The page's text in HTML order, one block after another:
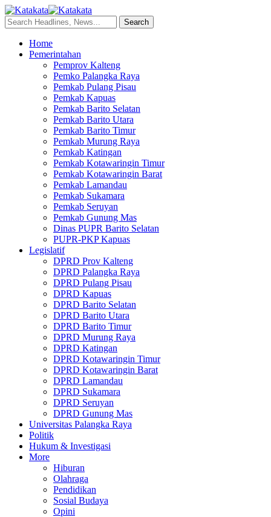
Home
Pemerintahan
Pemprov Kalteng
Pemko Palangka Raya
Pemkab Pulang Pisau
Pemkab Kapuas
Pemkab Barito Selatan
Pemkab Barito Utara
Pemkab Barito Timur
Pemkab Murung Raya
Pemkab Katingan
Pemkab Kotawaringin Timur
Pemkab Kotawaringin Barat
Pemkab Lamandau
Pemkab Sukamara
Pemkab Seruyan
Pemkab Gunung Mas
Dinas PUPR Barito Selatan
PUPR-PKP Kapuas
Legislatif
DPRD Prov Kalteng
DPRD Palangka Raya
DPRD Pulang Pisau
DPRD Kapuas
DPRD Barito Selatan
DPRD Barito Utara
DPRD Barito Timur
DPRD Murung Raya
DPRD Katingan
DPRD Kotawaringin Timur
DPRD Kotawaringin Barat
DPRD Lamandau
DPRD Sukamara
DPRD Seruyan
DPRD Gunung Mas
Universitas Palangka Raya
Politik
Hukum & Investigasi
More
Hiburan
Olahraga
Pendidikan
Sosial Budaya
Opini